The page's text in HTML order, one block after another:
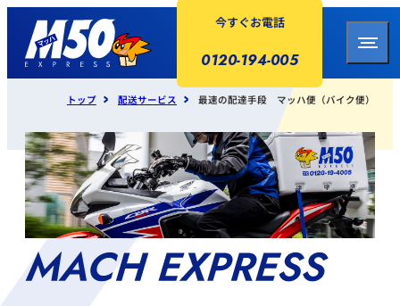
今すぐお電話
0120-194-005
トップ 配送サービス 最速の配達手段 マッハ便（バイク便）